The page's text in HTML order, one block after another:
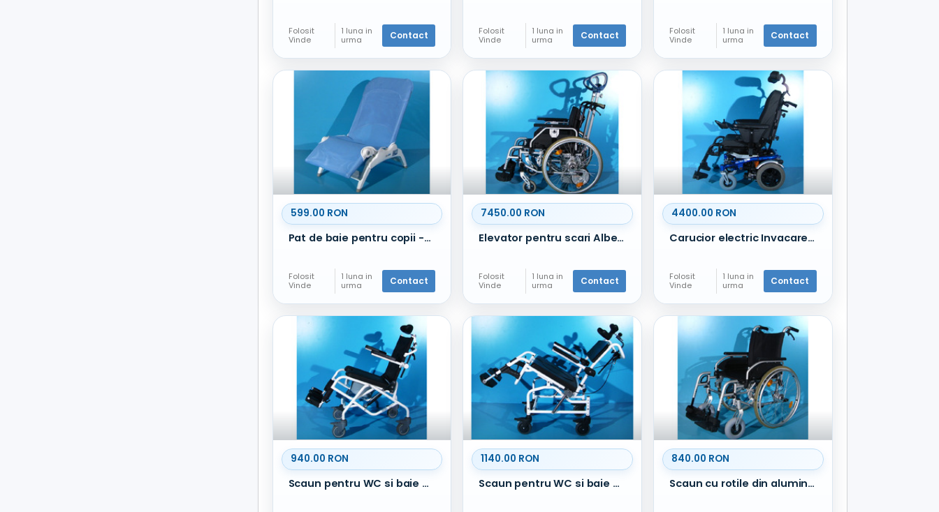
Folosit
Vinde
1 luna in
urma
Contact
Folosit
Vinde
1 luna in
urma
Contact
Folosit
Vinde
1 luna in
urma
Contact
599.00 RON
Pat de baie pentru copii -Schuchmann
Folosit
Vinde
1 luna in
urma
Contact
7450.00 RON
Elevator pentru scari Alber Scalamobil IQ S30 / B+B
Folosit
Vinde
1 luna in
urma
Contact
4400.00 RON
Carucior electric Invacare Bora - 6 km/h
Folosit
Vinde
1 luna in
urma
Contact
940.00 RON
Scaun pentru WC si baie din aluminiu Dietz
1140.00 RON
Scaun pentru WC si baie din aluminiu Mobilex
840.00 RON
Scaun cu rotile din aluminiu B+B